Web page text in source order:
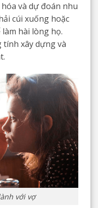
và dự đoán nhu
cúi xuống hoặc
hài lòng họ.
tính xây dựng và
với vợ